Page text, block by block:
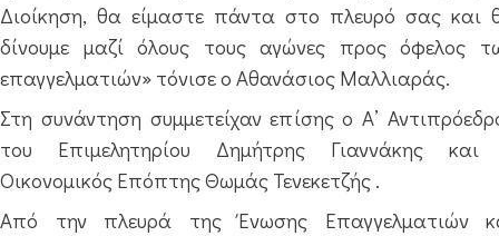
Διοίκηση, θα είμαστε πάντα στο πλευρό σας και
δίνουμε μαζί όλους τους αγώνες προς όφελος
επαγγελματιών» τόνισε ο Αθανάσιος Μαλλιαράς.
Στη συνάντηση συμμετείχαν επίσης ο Α’
του Επιμελητηρίου Δημήτρης Γιαννάκης
Οικονομικός Επόπτης Θωμάς Τενεκετζής .
Από την πλευρά της Ένωσης Επαγγελματιών